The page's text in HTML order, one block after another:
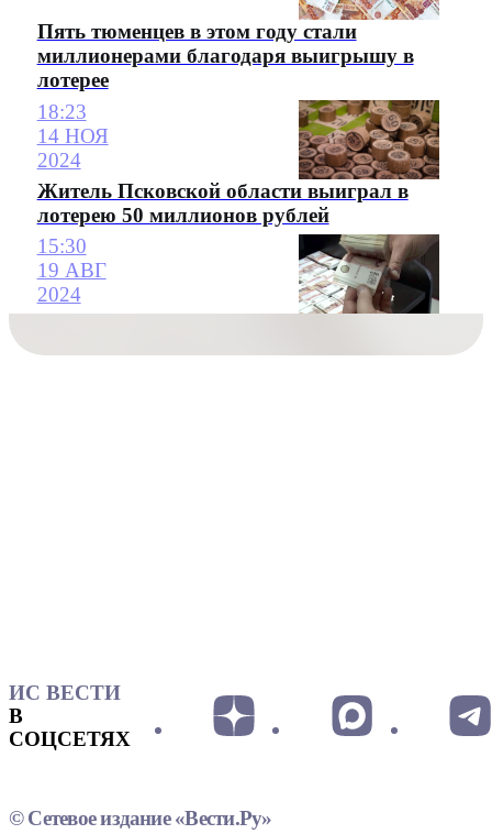
Пять тюменцев в этом году стали
миллионерами благодаря выигрышу в
лотерее
18:23
14 НОЯ
2024
Житель Псковской области выиграл в
лотерею 50 миллионов рублей
15:30
19 АВГ
2024
ИС ВЕСТИ
В
СОЦСЕТЯХ
© Сетевое издание «Вести.Ру»